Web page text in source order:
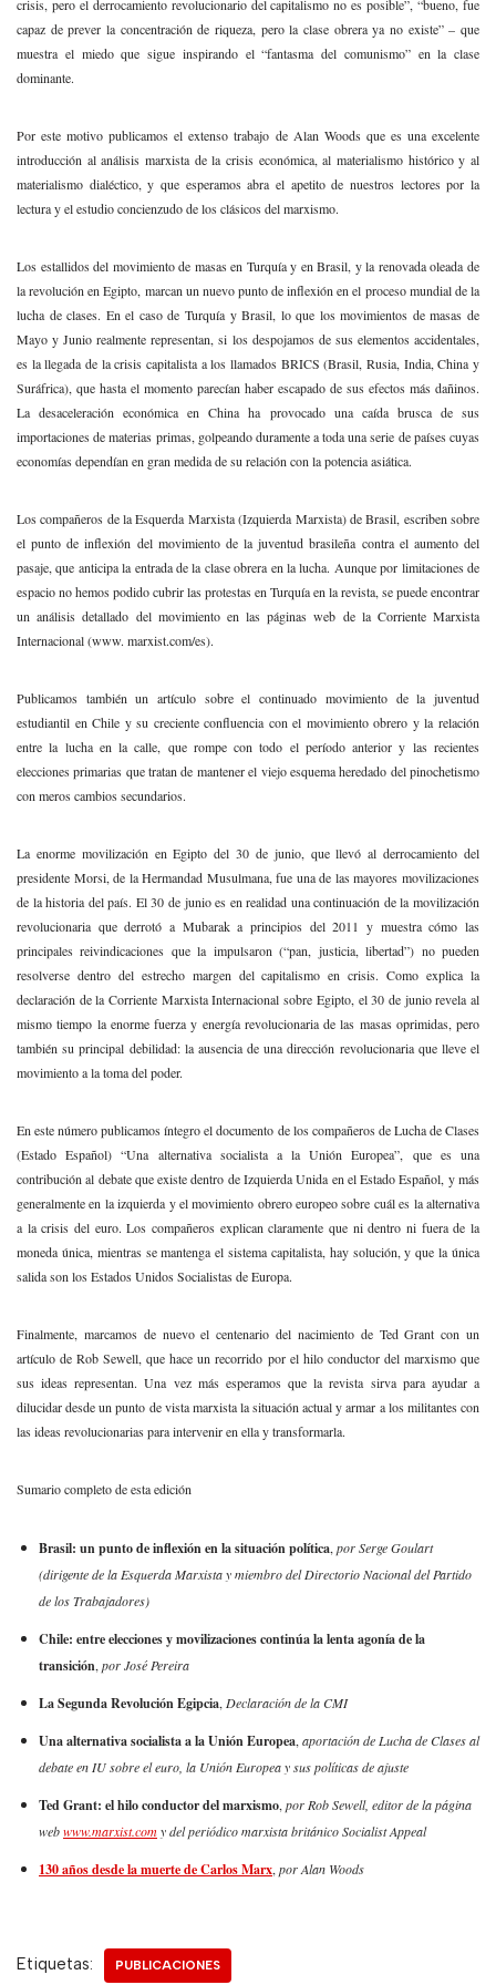
crisis, pero el derrocamiento revolucionario del capitalismo no es posible”, “bueno, fue
capaz de prever la concentración de riqueza, pero la clase obrera ya no existe” – que
muestra el miedo que sigue inspirando el “fantasma del comunismo” en la clase
dominante.
Por este motivo publicamos el extenso trabajo de Alan Woods que es una excelente
introducción al análisis marxista de la crisis económica, al materialismo histórico y al
materialismo dialéctico, y que esperamos abra el apetito de nuestros lectores por la
lectura y el estudio concienzudo de los clásicos del marxismo.
Los estallidos del movimiento de masas en Turquía y en Brasil, y la renovada oleada de
la revolución en Egipto, marcan un nuevo punto de inflexión en el proceso mundial de la
lucha de clases. En el caso de Turquía y Brasil, lo que los movimientos de masas de
Mayo y Junio realmente representan, si los despojamos de sus elementos accidentales,
es la llegada de la crisis capitalista a los llamados BRICS (Brasil, Rusia, India, China y
Suráfrica), que hasta el momento parecían haber escapado de sus efectos más dañinos.
La desaceleración económica en China ha provocado una caída brusca de sus
importaciones de materias primas, golpeando duramente a toda una serie de países cuyas
economías dependían en gran medida de su relación con la potencia asiática.
Los compañeros de la Esquerda Marxista (Izquierda Marxista) de Brasil, escriben sobre
el punto de inflexión del movimiento de la juventud brasileña contra el aumento del
pasaje, que anticipa la entrada de la clase obrera en la lucha. Aunque por limitaciones de
espacio no hemos podido cubrir las protestas en Turquía en la revista, se puede encontrar
un análisis detallado del movimiento en las páginas web de la Corriente Marxista
Internacional (www. marxist.com/es).
Publicamos también un artículo sobre el continuado movimiento de la juventud
estudiantil en Chile y su creciente confluencia con el movimiento obrero y la relación
entre la lucha en la calle, que rompe con todo el período anterior y las recientes
elecciones primarias que tratan de mantener el viejo esquema heredado del pinochetismo
con meros cambios secundarios.
La enorme movilización en Egipto del 30 de junio, que llevó al derrocamiento del
presidente Morsi, de la Hermandad Musulmana, fue una de las mayores movilizaciones
de la historia del país. El 30 de junio es en realidad una continuación de la movilización
revolucionaria que derrotó a Mubarak a principios del 2011 y muestra cómo las
principales reivindicaciones que la impulsaron (“pan, justicia, libertad”) no pueden
resolverse dentro del estrecho margen del capitalismo en crisis. Como explica la
declaración de la Corriente Marxista Internacional sobre Egipto, el 30 de junio revela al
mismo tiempo la enorme fuerza y energía revolucionaria de las masas oprimidas, pero
también su principal debilidad: la ausencia de una dirección revolucionaria que lleve el
movimiento a la toma del poder.
En este número publicamos íntegro el documento de los compañeros de Lucha de Clases
(Estado Español) “Una alternativa socialista a la Unión Europea”, que es una
contribución al debate que existe dentro de Izquierda Unida en el Estado Español, y más
generalmente en la izquierda y el movimiento obrero europeo sobre cuál es la alternativa
a la crisis del euro. Los compañeros explican claramente que ni dentro ni fuera de la
moneda única, mientras se mantenga el sistema capitalista, hay solución, y que la única
salida son los Estados Unidos Socialistas de Europa.
Finalmente, marcamos de nuevo el centenario del nacimiento de Ted Grant con un
artículo de Rob Sewell, que hace un recorrido por el hilo conductor del marxismo que
sus ideas representan. Una vez más esperamos que la revista sirva para ayudar a
dilucidar desde un punto de vista marxista la situación actual y armar a los militantes con
las ideas revolucionarias para intervenir en ella y transformarla.
Sumario completo de esta edición
Brasil: un punto de inflexión en la situación política, por Serge Goulart
(dirigente de la Esquerda Marxista y miembro del Directorio Nacional del Partido
de los Trabajadores)
Chile: entre elecciones y movilizaciones continúa la lenta agonía de la
transición, por José Pereira
La Segunda Revolución Egipcia, Declaración de la CMI
Una alternativa socialista a la Unión Europea, aportación de Lucha de Clases al
debate en IU sobre el euro, la Unión Europea y sus políticas de ajuste
Ted Grant: el hilo conductor del marxismo, por Rob Sewell, editor de la página
webwww.marxist.comy del periódico marxista británico Socialist Appeal
130 años desde la muerte de Carlos Marx, por Alan Woods
Etiquetas: PUBLICACIONES